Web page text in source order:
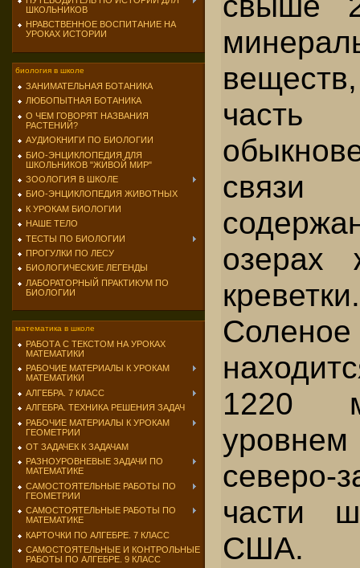
ШКОЛЬНИКОВ
НРАВСТВЕННОЕ ВОСПИТАНИЕ НА
УРОКАХ ИСТОРИИ
биология в школе
ЗАНИМАТЕЛЬНАЯ БОТАНИКА
ЛЮБОПЫТНАЯ БОТАНИКА
О ЧЕМ ГОВОРЯТ НАЗВАНИЯ
РАСТЕНИЙ?
АУДИОКНИГИ ПО БИОЛОГИИ
БИО-ЭНЦИКЛОПЕДИЯ ДЛЯ
ШКОЛЬНИКОВ "ЖИВОЙ МИР"
ЗООЛОГИЯ В ШКОЛЕ
БИО-ЭНЦИКЛОПЕДИЯ ЖИВОТНЫХ
К УРОКАМ БИОЛОГИИ
НАШЕ ТЕЛО
ТЕСТЫ ПО БИОЛОГИИ
ПРОГУЛКИ ПО ЛЕСУ
БИОЛОГИЧЕСКИЕ ЛЕГЕНДЫ
ЛАБОРАТОРНЫЙ ПРАКТИКУМ ПО
БИОЛОГИИ
математика в школе
РАБОТА С ТЕКСТОМ НА УРОКАХ
МАТЕМАТИКИ
РАБОЧИЕ МАТЕРИАЛЫ К УРОКАМ
МАТЕМАТИКИ
АЛГЕБРА. 7 КЛАСС
АЛГЕБРА. ТЕХНИКА РЕШЕНИЯ ЗАДАЧ
РАБОЧИЕ МАТЕРИАЛЫ К УРОКАМ
ГЕОМЕТРИИ
ОТ ЗАДАЧЕК К ЗАДАЧАМ
РАЗНОУРОВНЕВЫЕ ЗАДАЧИ ПО
МАТЕМАТИКЕ
САМОСТОЯТЕЛЬНЫЕ РАБОТЫ ПО
ГЕОМЕТРИИ
САМОСТОЯТЕЛЬНЫЕ РАБОТЫ ПО
МАТЕМАТИКЕ
КАРТОЧКИ ПО АЛГЕБРЕ. 7 КЛАСС
САМОСТОЯТЕЛЬНЫЕ И КОНТРОЛЬНЫЕ
РАБОТЫ ПО АЛГЕБРЕ. 9 КЛАСС
часть
связи
озерах
1220
северо-
части
США.